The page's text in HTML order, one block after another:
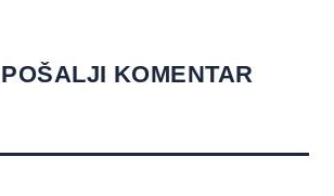
POŠALJI KOMENTAR